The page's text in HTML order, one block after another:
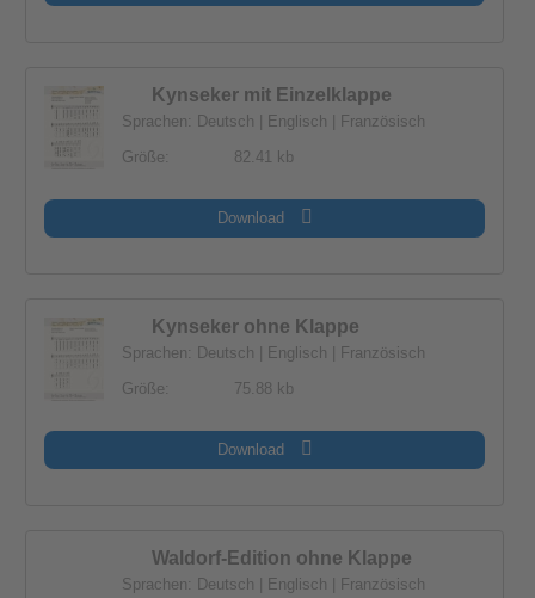
Kynseker mit Einzelklappe
Sprachen: Deutsch | Englisch | Französisch
Größe:
82.41 kb
Download
Kynseker ohne Klappe
Sprachen: Deutsch | Englisch | Französisch
Größe:
75.88 kb
Download
Waldorf-Edition ohne Klappe
Sprachen: Deutsch | Englisch | Französisch